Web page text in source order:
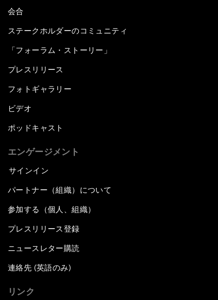
会合
ステークホルダーのコミュニティ
「フォーラム・ストーリー」
プレスリリース
フォトギャラリー
ビデオ
ポッドキャスト
エンゲージメント
サインイン
パートナー（組織）について
参加する（個人、組織）
プレスリリース登録
ニュースレター購読
連絡先 (英語のみ)
リンク